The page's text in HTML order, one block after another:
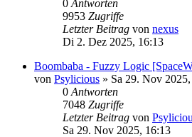
0 Antworten
9953 Zugriffe
Letzter Beitrag von nexus
Di 2. Dez 2025, 16:13
Boombaba - Fuzzy Logic
von Psylicious » Sa 29. Nov
0 Antworten
7048 Zugriffe
Letzter Beitrag von
Sa 29. Nov 2025, 16:13